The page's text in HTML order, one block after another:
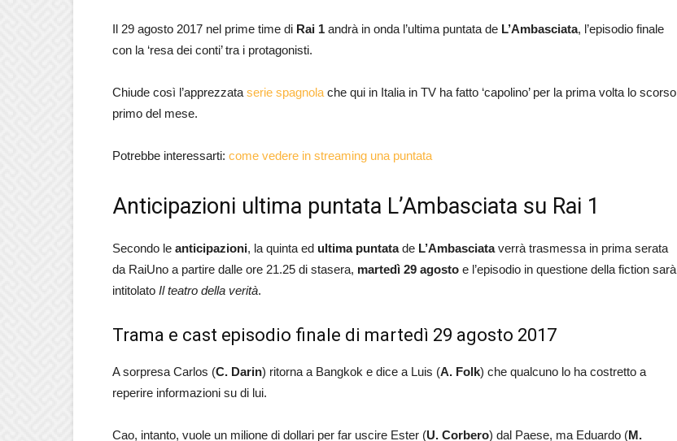
Il 29 agosto 2017 nel prime time di Rai 1 andrà in onda l’ultima puntata de L’Ambasciata, l’episodio finale
con la ‘resa dei conti’ tra i protagonisti.
Chiude così l’apprezzata serie spagnola che qui in Italia in TV ha fatto ‘capolino’ per la prima volta lo scorso
primo del mese.
Potrebbe interessarti: come vedere in streaming una puntata
Anticipazioni ultima puntata L’Ambasciata su Rai 1
Secondo le anticipazioni, la quinta ed ultima puntatade L’Ambasciataverrà trasmessa in prima serata
da RaiUno a partire dalle ore 21.25 di stasera, martedì 29 agosto e l’episodio in questione della fiction sarà
intitolato Il teatro della verità.
Trama e cast episodio finale di martedì 29 agosto 2017
A sorpresa Carlos (C. Darin) ritorna a Bangkok e dice a Luis (A. Folk) che qualcuno lo ha costretto a
reperire informazioni su di lui.
Cao, intanto, vuole un milione di dollari per far uscire Ester (U. Corbero) dal Paese, ma Eduardo (M.